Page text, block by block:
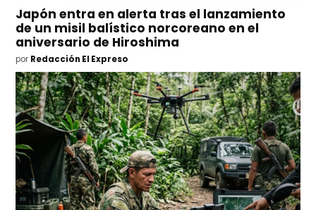
Japón entra en alerta tras el lanzamiento
de un misil balístico norcoreano en el
aniversario de Hiroshima
por Redacción El Expreso